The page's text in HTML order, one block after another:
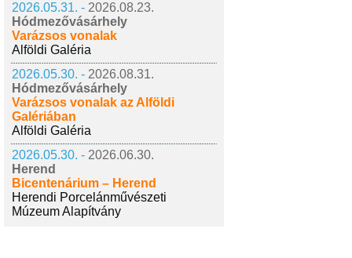
2026.05.31. - 2026.08.23.
Hódmezővásárhely
Varázsos vonalak
Alföldi Galéria
2026.05.30. - 2026.08.31.
Hódmezővásárhely
Varázsos vonalak az Alföldi
Galériában
Alföldi Galéria
2026.05.30. - 2026.06.30.
Herend
Bicentenárium – Herend
Herendi Porcelánművészeti
Múzeum Alapítvány